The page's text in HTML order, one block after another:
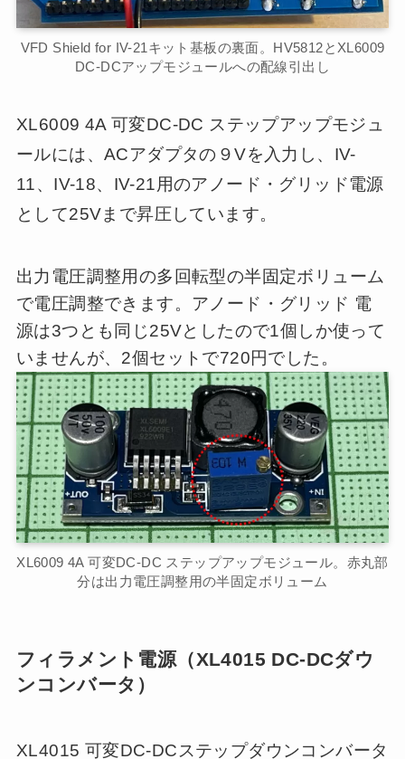
VFD Shield for IV-21キット基板の裏面。HV5812とXL6009
DC-DCアップモジュールへの配線引出し
XL6009 4A 可変DC-DC ステップアップモジュ
ールには、ACアダプタの９Vを入力し、IV-
11、IV-18、IV-21用のアノード・グリッド電源
として25Vまで昇圧しています。
出力電圧調整用の多回転型の半固定ボリューム
で電圧調整できます。アノード・グリッド 電
源は3つとも同じ25Vとしたので1個しか使って
いませんが、2個セットで720円でした。
XL6009 4A 可変DC-DC ステップアップモジュール。赤丸部
分は出力電圧調整用の半固定ボリューム
フィラメント電源（XL4015 DC-DCダウ
ンコンバータ）
XL4015 可変DC-DCステップダウンコンバータ